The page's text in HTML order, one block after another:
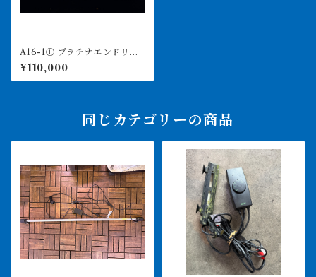
A16-1① プラチナエンドリケ
リー 17㎝前後 4月29日輸入
¥110,000
同じカテゴリーの商品